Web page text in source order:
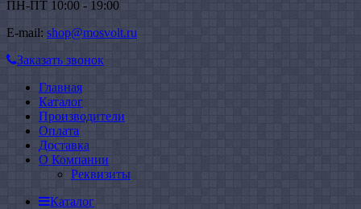
ПН-ПТ 10:00 - 19:00
E-mail: shop@mosvolt.ru
Заказать звонок
Главная
Каталог
Производители
Оплата
Доставка
О Компании
Реквизиты
Каталог